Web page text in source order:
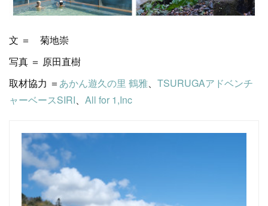
文 ＝ 菊地崇
写真 ＝ 原田直樹
取材協力 ＝ あかん遊久の里 鶴雅、 TSURUGAアドベンチ
ャーベースSIRI、 All for 1,Inc